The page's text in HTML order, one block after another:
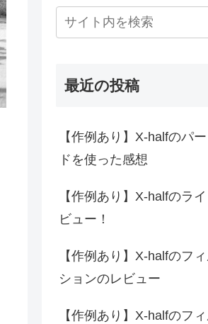
最近の投稿
【作例あり】X-halfのパ
ドを使った感想
【作例あり】X-halfのラ
ビュー！
【作例あり】X-halfのフ
ションのレビュー
【作例あり】X-halfのフ